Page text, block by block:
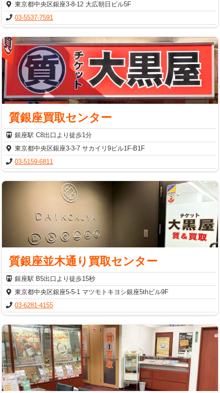
東京都中央区銀座3-8-12 大広朝日ビル5F
03-5537-7591
質銀座買取センター
銀座駅 C8出口より徒歩1分
東京都中央区銀座3-3-7 サカイリ9ビル1F-B1F
03-5159-6811
質銀座並木通り買取センター
銀座駅 B5出口より徒歩15秒
東京都中央区銀座5-5-1 マツモトキヨシ銀座5thビル9F
03-6281-4155